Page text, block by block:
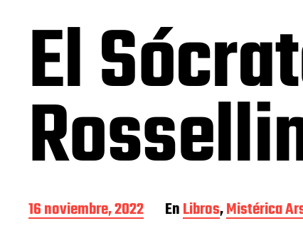
El
F
e
16 noviembre, 2022 EnLibros,Mistérica